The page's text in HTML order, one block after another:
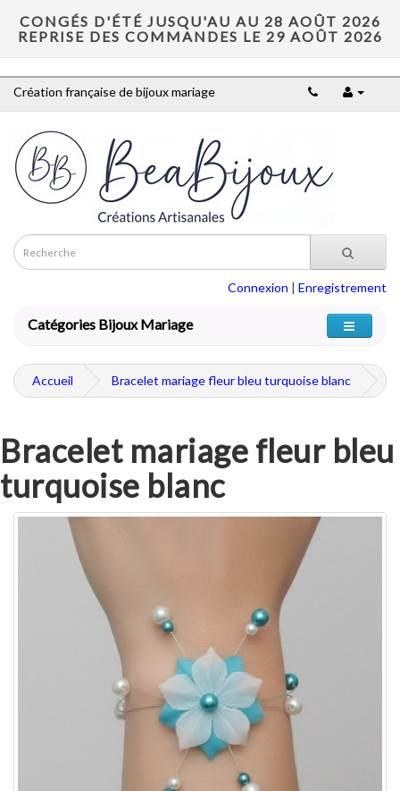
CONGÉS D'ÉTÉ JUSQU'AU AU 28 AOÛT 2026
REPRISE DES COMMANDES LE 29 AOÛT 2026
Création française de bijoux mariage
Connexion | Enregistrement
Catégories Bijoux Mariage
Accueil Bracelet mariage fleur bleu turquoise blanc
Bracelet mariage fleur bleu
turquoise blanc